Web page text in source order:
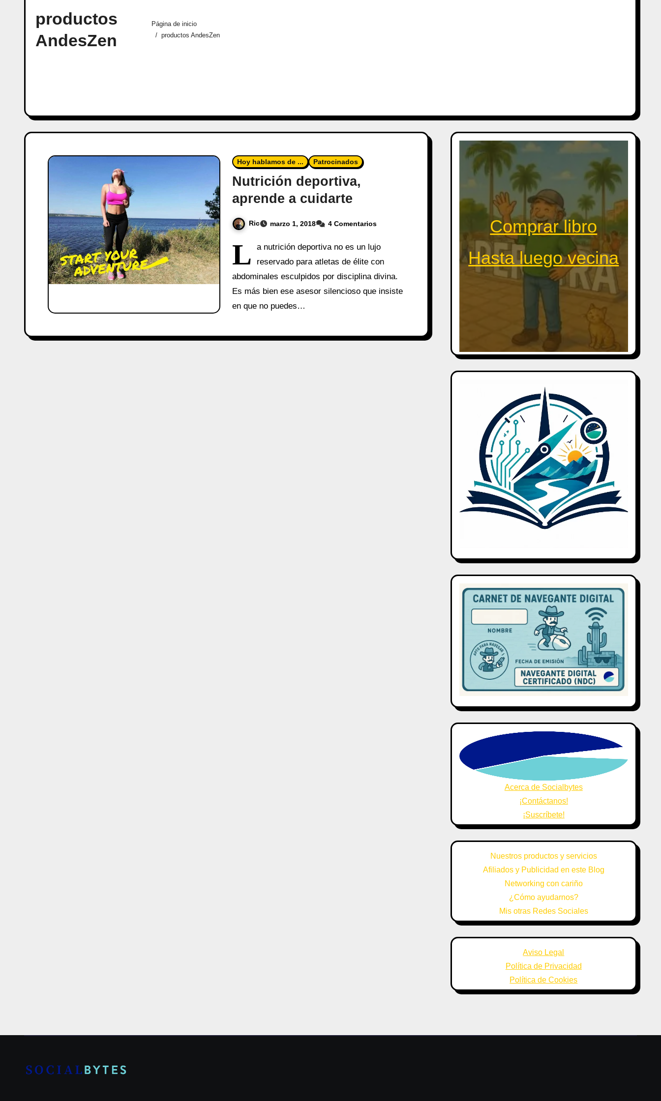
productos
AndesZen
Página de inicio
productos AndesZen
Hoy hablamos de ... Patrocinados
Nutrición deportiva,
aprende a cuidarte
Ric marzo 1, 2018 4 Comentarios
L
a nutrición deportiva no es un lujo
reservado para atletas de élite con
abdominales esculpidos por disciplina divina.
Es más bien ese asesor silencioso que insiste
en que no puedes…
Comprar libro
Hasta luego vecina
Acerca de Socialbytes
¡Contáctanos!
¡Suscríbete!
Nuestros productos y servicios
Afiliados y Publicidad en este Blog
Networking con cariño
¿Cómo ayudarnos?
Mis otras Redes Sociales
Aviso Legal
Política de Privacidad
Política de Cookies